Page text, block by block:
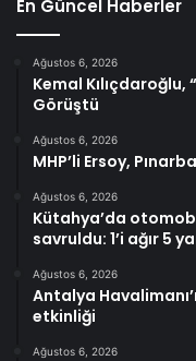
En Güncel Haberler
Ağustos 6, 2026
Kemal
Görüştü
Ağustos 6, 2026
MHP’li Ersoy,
Ağustos 6, 2026
Kütahya’da
savruldu: 1’i ağır 5
Ağustos 6, 2026
Antalya
etkinliği
Ağustos 6, 2026